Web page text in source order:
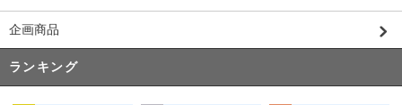
企画商品
ランキング